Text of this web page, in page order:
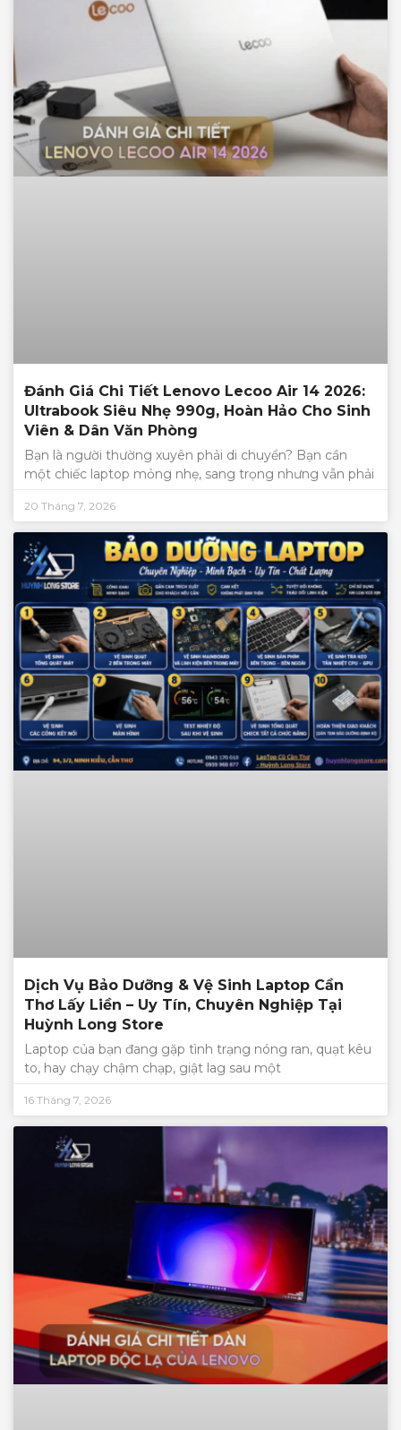
Đánh Giá Chi Tiết Lenovo Lecoo Air 14 2026:
Ultrabook Siêu Nhẹ 990g, Hoàn Hảo Cho Sinh
Viên & Dân Văn Phòng
Bạn là người thường xuyên phải di chuyển? Bạn cần
một chiếc laptop mỏng nhẹ, sang trọng nhưng vẫn phải
20 Tháng 7, 2026
Dịch Vụ Bảo Dưỡng & Vệ Sinh Laptop Cần
Thơ Lấy Liền – Uy Tín, Chuyên Nghiệp Tại
Huỳnh Long Store
Laptop của bạn đang gặp tình trạng nóng ran, quạt kêu
to, hay chạy chậm chạp, giật lag sau một
16 Tháng 7, 2026